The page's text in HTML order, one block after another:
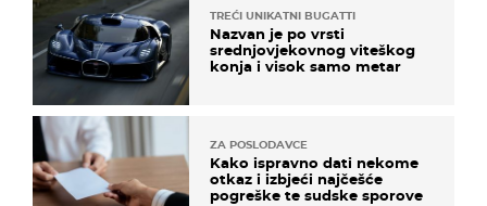
TREĆI UNIKATNI BUGATTI
Nazvan je po vrsti
srednjovjekovnog viteškog
konja i visok samo metar
ZA POSLODAVCE
Kako ispravno dati nekome
otkaz i izbjeći najčešće
pogreške te sudske sporove